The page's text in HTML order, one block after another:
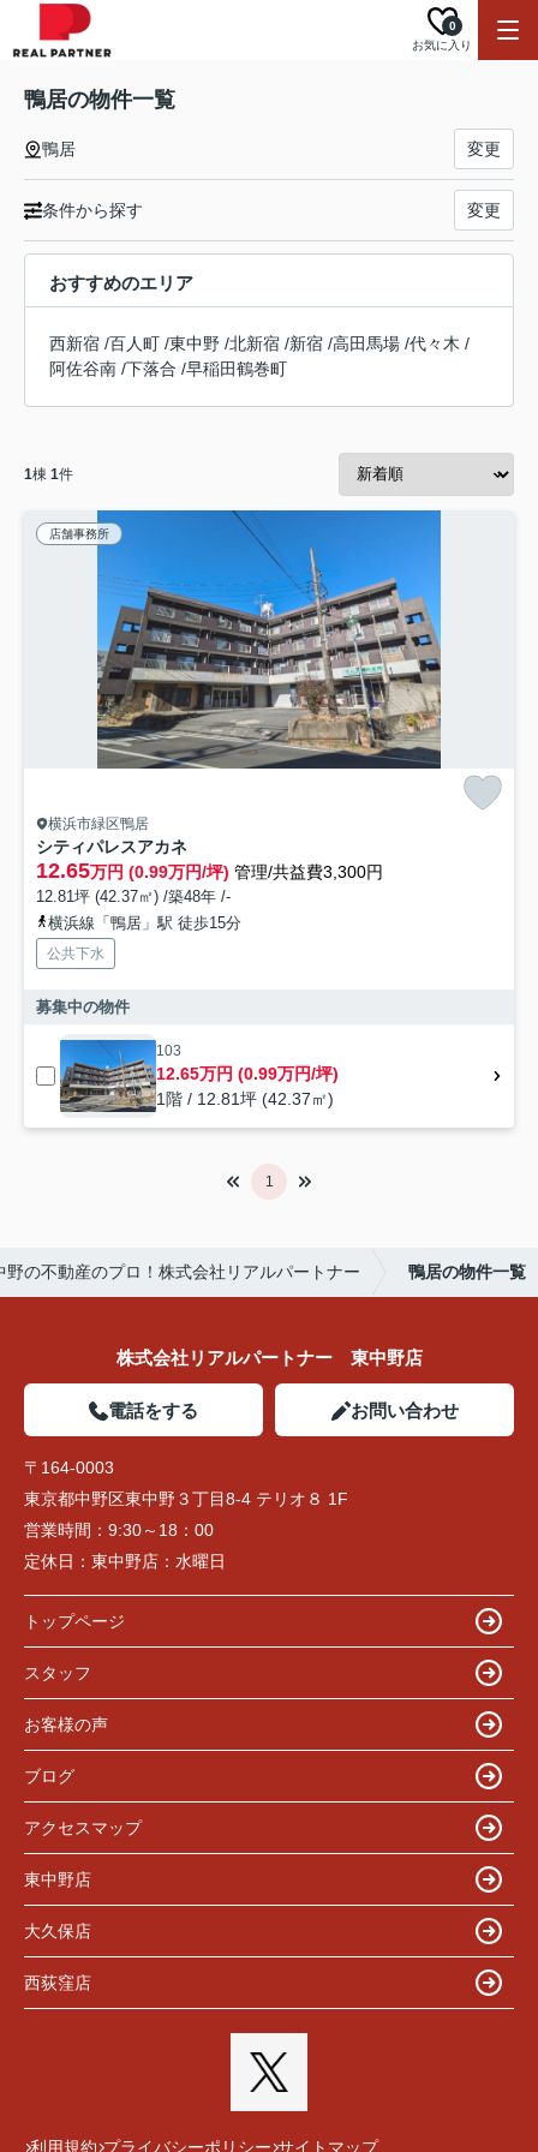
お気に入り
0
鴨居の物件一覧
鴨居 変更
条件から探す 変更
おすすめのエリア
西新宿 /百人町 /東中野 /北新宿 /新宿 /高田馬場 /代々木 /
阿佐谷南 /下落合 /早稲田鶴巻町
1棟 1件
店舗事務所
横浜市緑区鴨居
シティパレスアカネ
12.65万円 (0.99万円/坪) 管理/共益費3,300円
12.81坪 (42.37㎡) /築48年 /-
横浜線「鴨居」駅 徒歩15分
公共下水
募集中の物件
103
12.65万円 (0.99万円/坪)
1階 / 12.81坪 (42.37㎡)
1
野の不動産のプロ！株式会社リアルパートナー 鴨居の物件一覧
株式会社リアルパートナー 東中野店
電話をする お問い合わせ
〒164-0003
東京都中野区東中野３丁目8-4 テリオ８ 1F
営業時間： 9:30～18：00
定休日： 東中野店：水曜日
トップページ
スタッフ
お客様の声
ブログ
アクセスマップ
東中野店
大久保店
西荻窪店
利用規約 プライバシーポリシー サイトマップ